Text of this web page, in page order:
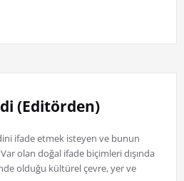
(Editörden)
ifade etmek isteyen ve bunun
olan doğal ifade biçimleri dışında
olduğu kültürel çevre, yer ve